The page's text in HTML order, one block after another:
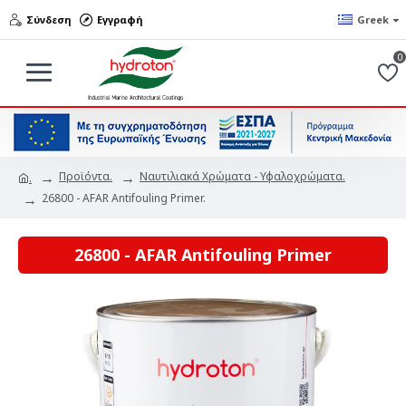
Σύνδεση Εγγραφή Greek
0
. Προϊόντα.
Ναυτιλιακά Χρώματα - Υφαλοχρώματα.
26800 - AFAR Antifouling Primer.
26800 - AFAR Antifouling Primer